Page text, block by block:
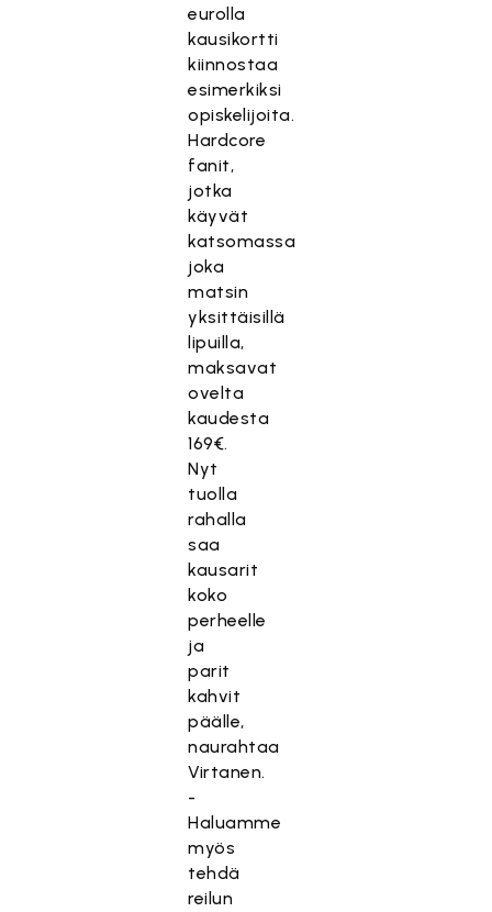
eurolla
kausikortti
kiinnostaa
esimerkiksi
opiskelijoita.
Hardcore
fanit,
jotka
käyvät
katsomassa
joka
matsin
yksittäisillä
lipuilla,
maksavat
ovelta
kaudesta
169€.
Nyt
tuolla
rahalla
saa
kausarit
koko
perheelle
ja
parit
kahvit
päälle,
naurahtaa
Virtanen.
-
Haluamme
myös
tehdä
reilun